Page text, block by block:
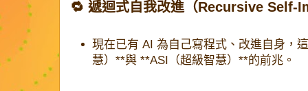
🔁 遞迴式自我改進（Recursive Self-
現在已有 AI 為自己寫程式、改進自身，
慧）**與 **ASI（超級智慧）**的前兆。